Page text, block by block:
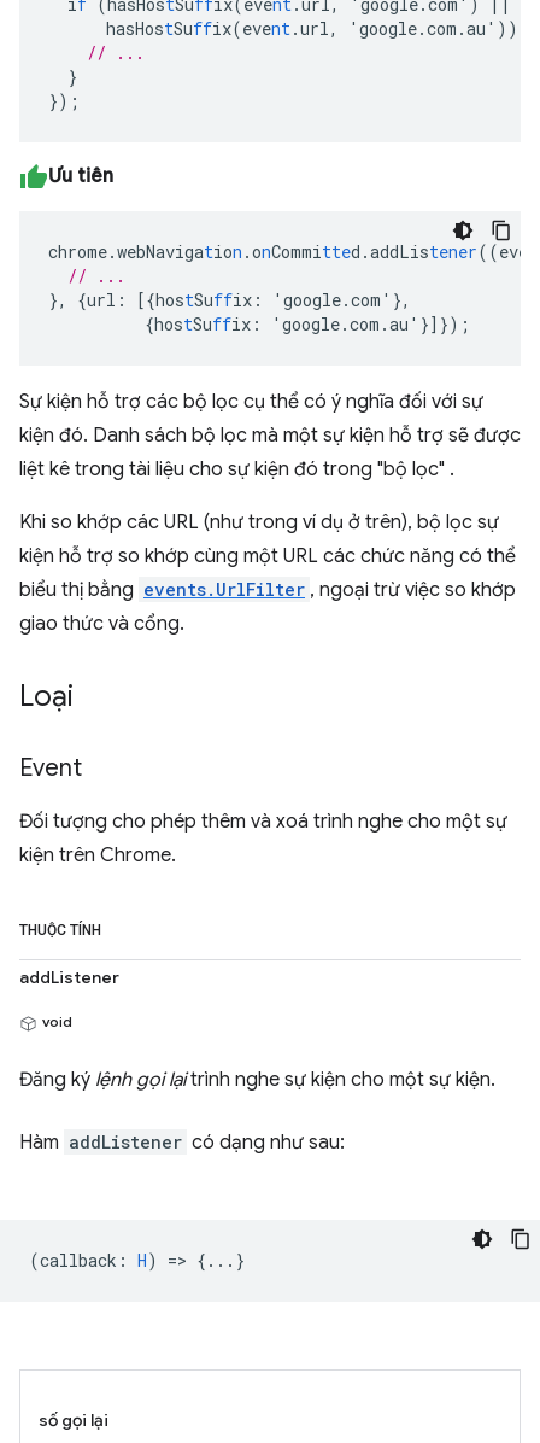
if (hasHostSuffix(event.url, 'google.com')
hasHostSuffix(event.url, 'google.com.au'))
// ...
}
});
Ưu tiên
chrome.webNavigation .onCommitted.addListener((eve
// ...
},
{url : [{hostSuffix : 'google.com' },
{hostSuffix : 'google.com.au' }]});
Sự kiện hỗ trợ các bộ lọc cụ thể có ý nghĩa đối với sự
kiện đó. Danh sách bộ lọc mà một sự kiện hỗ trợ sẽ được
liệt kê trong tài liệu cho sự kiện đó trong "bộ lọc" .
Khi so khớp các URL (như trong ví dụ ở trên), bộ lọc sự
kiện hỗ trợ so khớp cùng một URL các chức năng có thể
biểu thị bằng events.UrlFilter , ngoại trừ việc so khớp
giao thức và cổng.
Loại
Event
Đối tượng cho phép thêm và xoá trình nghe cho một sự
kiện trên Chrome.
THUỘC TÍNH
addListener
void
Đăng ký lệnh gọi lạitrình nghe sự kiện cho một sự kiện.
Hàm addListener có dạng như sau:
(callback : H) => {...}
số gọi lại